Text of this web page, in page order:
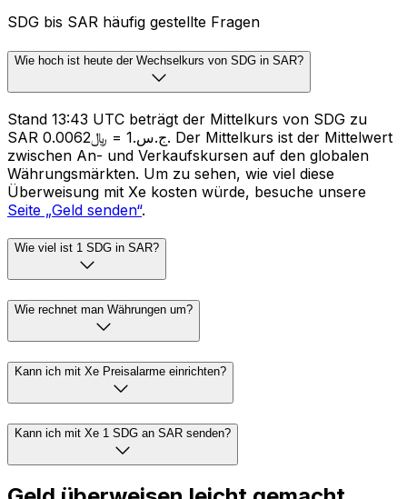
SDG bis SAR häufig gestellte Fragen
Wie hoch ist heute der Wechselkurs von SDG in SAR?
Stand 13:43 UTC beträgt der Mittelkurs von SDG zu
SAR ج.س.1 = ﷼0.0062. Der Mittelkurs ist der Mittelwert
zwischen An- und Verkaufskursen auf den globalen
Währungsmärkten. Um zu sehen, wie viel diese
Überweisung mit Xe kosten würde, besuche unsere
Seite „Geld senden“.
Wie viel ist 1 SDG in SAR?
Wie rechnet man Währungen um?
Kann ich mit Xe Preisalarme einrichten?
Kann ich mit Xe 1 SDG an SAR senden?